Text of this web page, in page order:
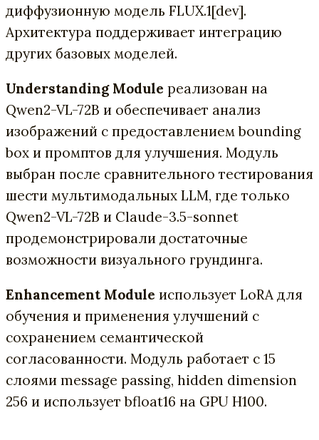
диффузионную модель FLUX.1[dev].
Архитектура поддерживает интеграцию
других базовых моделей.
Understanding Module реализован на
Qwen2-VL-72B и обеспечивает анализ
изображений с предоставлением bounding
box и промптов для улучшения. Модуль
выбран после сравнительного тестирования
шести мультимодальных LLM, где только
Qwen2-VL-72B и Claude-3.5-sonnet
продемонстрировали достаточные
возможности визуального грундинга.
Enhancement Module использует LoRA для
обучения и применения улучшений с
сохранением семантической
согласованности. Модуль работает с 15
слоями message passing, hidden dimension
256 и использует bfloat16 на GPU H100.